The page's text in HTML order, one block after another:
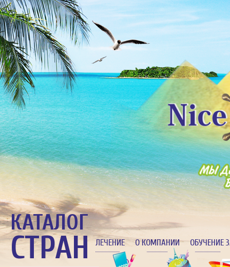
ЛЕЧЕНИЕ О КОМПАНИИ ОБУЧЕНИЕ
КАТАЛОГ
СТРАН